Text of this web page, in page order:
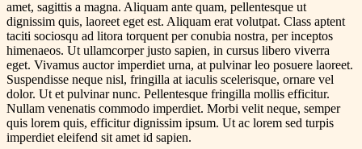
amet, sagittis a magna. Aliquam ante quam, pellentesque ut
dignissim quis, laoreet eget est. Aliquam erat volutpat. Class aptent
taciti sociosqu ad litora torquent per conubia nostra, per inceptos
himenaeos. Ut ullamcorper justo sapien, in cursus libero viverra
eget. Vivamus auctor imperdiet urna, at pulvinar leo posuere laoreet.
Suspendisse neque nisl, fringilla at iaculis scelerisque, ornare vel
dolor. Ut et pulvinar nunc. Pellentesque fringilla mollis efficitur.
Nullam venenatis commodo imperdiet. Morbi velit neque, semper
quis lorem quis, efficitur dignissim ipsum. Ut ac lorem sed turpis
imperdiet eleifend sit amet id sapien.